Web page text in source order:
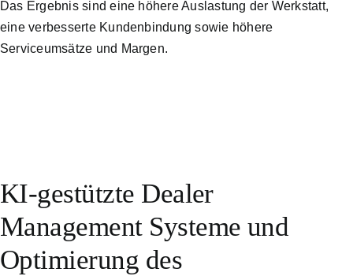
Das Ergebnis sind eine höhere Auslastung der Werkstatt,
eine verbesserte Kundenbindung sowie höhere
Serviceumsätze und Margen.
KI-gestützte Dealer
Management Systeme und
Optimierung des